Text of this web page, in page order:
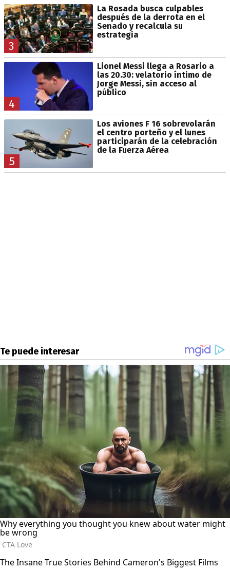
3
La Rosada busca culpables
después de la derrota en el
Senado y recalcula su
estrategia
4
Lionel Messi llega a Rosario a
las 20.30: velatorio íntimo de
Jorge Messi, sin acceso al
público
5
Los aviones F 16 sobrevolarán
el centro porteño y el lunes
participarán de la celebración
de la Fuerza Aérea